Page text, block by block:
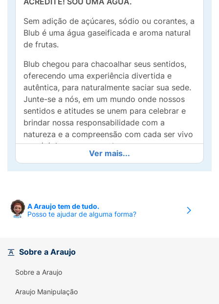
Sem adição de açúcares, sódio ou corantes, a
Blub é uma água gaseificada e aroma natural
de frutas.
Blub chegou para chacoalhar seus sentidos,
oferecendo uma experiência divertida e
autêntica, para naturalmente saciar sua sede.
Junte-se a nós, em um mundo onde nossos
sentidos e atitudes se unem para celebrar e
brindar nossa responsabilidade com a
natureza e a compreensão com cada ser vivo
que é único em nosso planeta.
Ideal para todas as idades e ocasiões! Seja
hidratando-se após uma atividade intensa ou
acrescentando um toque especial à sua
Ver mais...
A Araujo tem de tudo.
Posso te ajudar de alguma forma?
Sobre a Araujo
Sobre a Araujo
Araujo Manipulação